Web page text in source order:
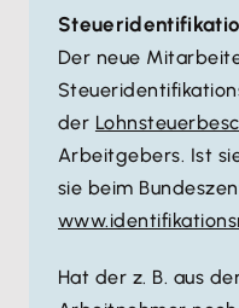
Der neue
der
Arbeitgebers. Ist
sie beim
Hat der z. B. aus